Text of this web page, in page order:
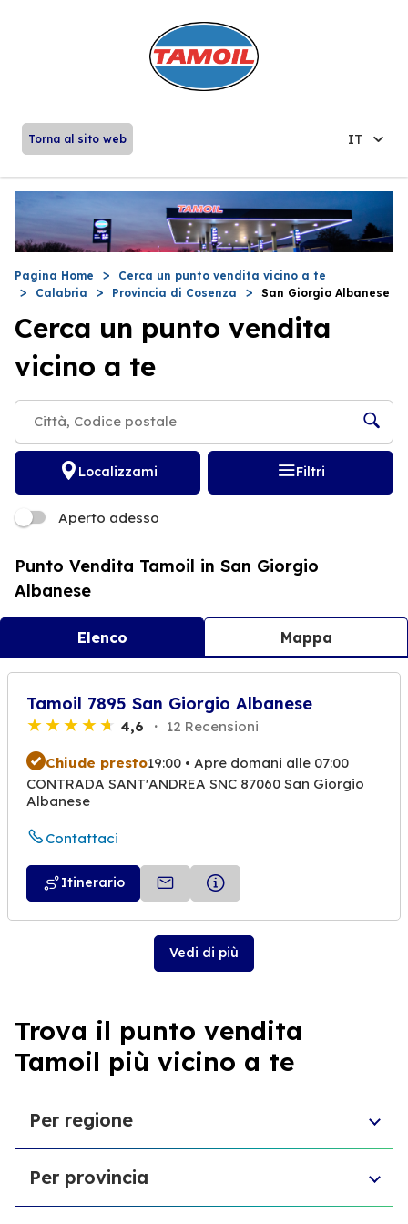
Torna al sito web IT
Pagina Home
Cerca un punto vendita vicino a te
Calabria
Provincia di Cosenza San Giorgio Albanese
Cerca un punto vendita
vicino a te
Localizzami Filtri
Aperto adesso
Punto Vendita Tamoil in San Giorgio
Albanese
Elenco Mappa
Tamoil 7895 San Giorgio Albanese
4,6 12 Recensioni
Chiude presto19:00 • Apre domani alle 07:00
CONTRADA SANT'ANDREA SNC 87060 San Giorgio
Albanese
Contattaci
Itinerario
Vedi di più
Trova il punto vendita
Tamoil più vicino a te
Per regione
Veneto
Abruzzo
Per provincia